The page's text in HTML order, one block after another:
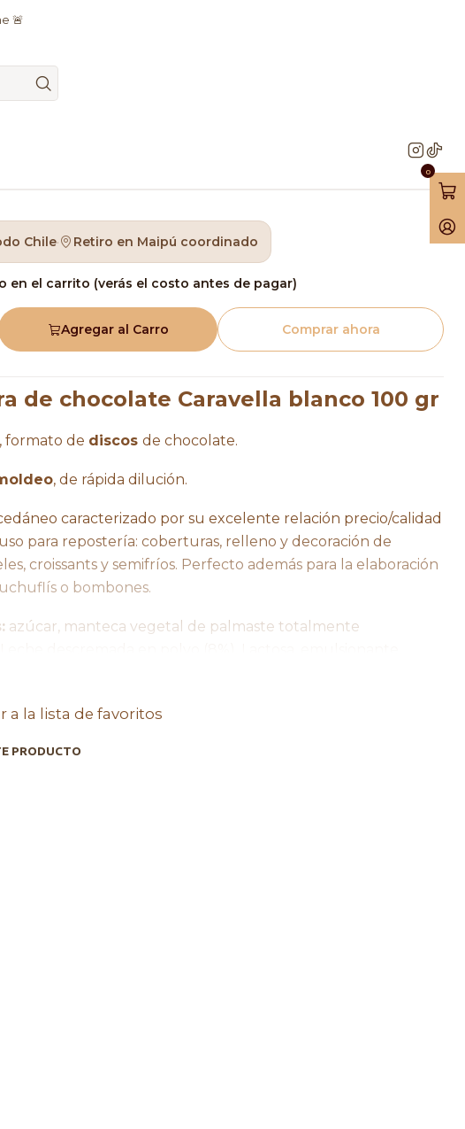
0
🚨 De Chocolate Caravella Blanco 100 gr
De Chocolate
Blanco 100 gr
Chile· Retiro en Maipú coordinado
en el carrito (verás el costo antes de pagar)
Agregar al Carro Comprar ahora
de chocolate Caravella blanco 100 gr
formato de discos de chocolate.
, de rápida dilución.
caracterizado por su excelente relación precio/calidad
para repostería: coberturas, relleno y decoración de
croissants y semifríos. Perfecto además para la elaboración
o bombones.
azúcar, manteca vegetal de palmaste totalmente
ambiente entre 16°C y 20°C. Humedad no superior
al calor.
a la lista de favoritos
PRODUCTO